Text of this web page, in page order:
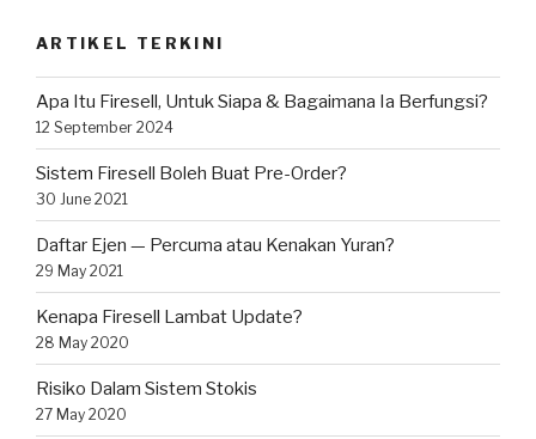
ARTIKEL TERKINI
Apa Itu Firesell, Untuk Siapa & Bagaimana Ia Berfungsi?
12 September 2024
Sistem Firesell Boleh Buat Pre-Order?
30 June 2021
Daftar Ejen — Percuma atau Kenakan Yuran?
29 May 2021
Kenapa Firesell Lambat Update?
28 May 2020
Risiko Dalam Sistem Stokis
27 May 2020